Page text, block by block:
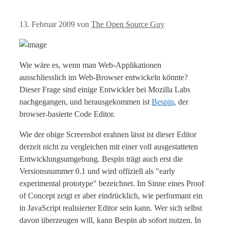
13. Februar 2009 von The Open Source Guy
Wie wäre es, wenn man Web-Applikationen
ausschliesslich im Web-Browser entwickeln könnte?
Dieser Frage sind einige Entwickler bei Mozilla Labs
nachgegangen, und herausgekommen ist Bespin, der
browser-basierte Code Editor.
Wie der obige Screenshot erahnen lässt ist dieser Editor
derzeit nicht zu vergleichen mit einer voll ausgestatteten
Entwicklungsumgebung. Bespin trägt auch erst die
Versionsnummer 0.1 und wird offiziell als "early
experimental prototype" bezeichnet. Im Sinne eines Proof
of Concept zeigt er aber eindrücklich, wie performant ein
in JavaScript realisierter Editor sein kann. Wer sich selbst
davon überzeugen will, kann Bespin ab sofort nutzen. In